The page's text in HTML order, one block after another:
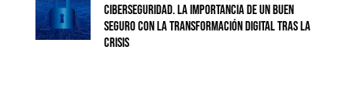
Ciberseguridad. La importancia de un buen
seguro con la transformación digital tras la
crisis